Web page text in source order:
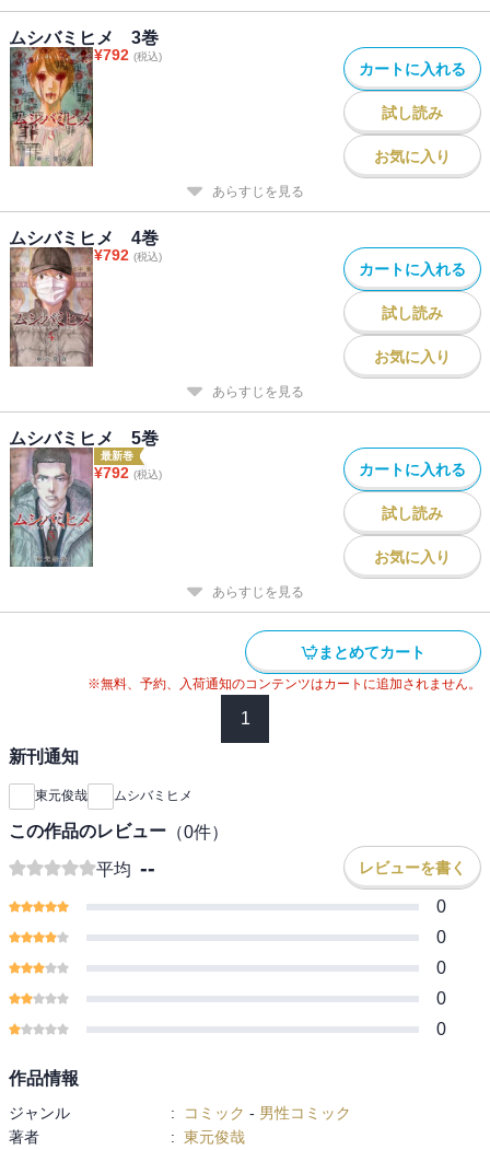
ムシバミヒメ 3巻
¥792 (税込)
カートに入れる
試し読み
お気に入り
あらすじを見る
ムシバミヒメ 4巻
¥792 (税込)
カートに入れる
試し読み
お気に入り
あらすじを見る
ムシバミヒメ 5巻
最新巻
¥792 (税込) カートに入れる
試し読み
お気に入り
あらすじを見る
まとめてカート
※無料、予約、入荷通知のコンテンツはカートに追加されません。
1
新刊通知
東元俊哉 ムシバミヒメ
この作品のレビュー （0件）
平均 -- レビューを書く
0
0
0
0
0
作品情報
ジャンル : コミック - 男性コミック
著者
: 東元俊哉